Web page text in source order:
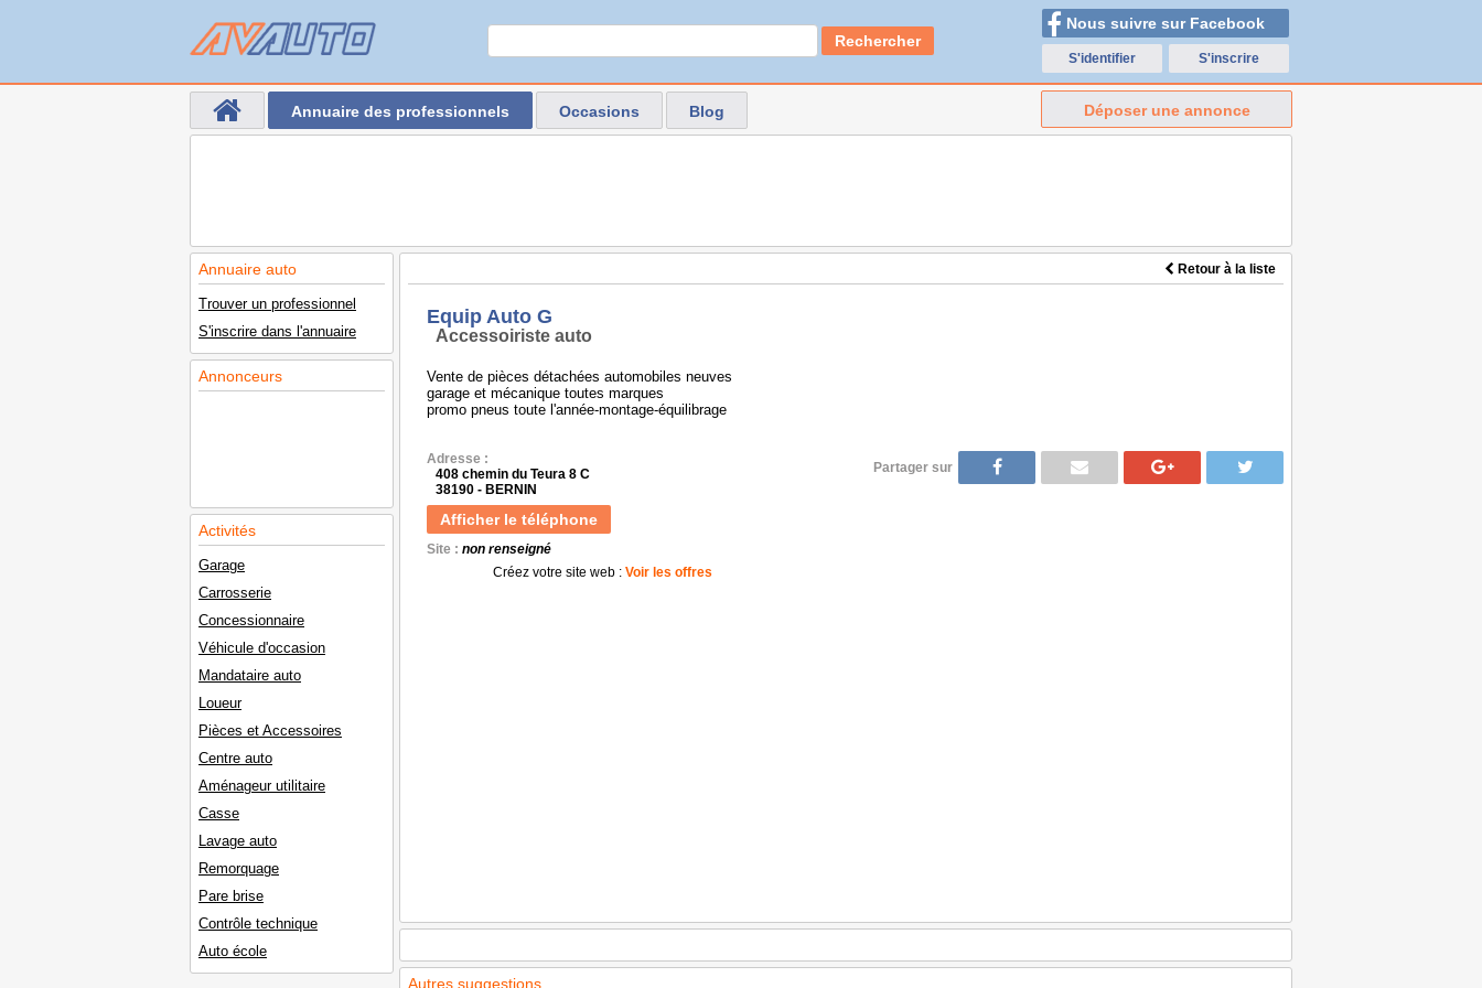
Rechercher
Nous suivre sur Facebook
S'identifier S'inscrire
Annuaire des professionnels Occasions Blog Déposer une annonce
Annuaire auto
Trouver un professionnel
S'inscrire dans l'annuaire
Annonceurs
Activités
Garage
Carrosserie
Concessionnaire
Véhicule d'occasion
Mandataire auto
Loueur
Pièces et Accessoires
Centre auto
Aménageur utilitaire
Casse
Lavage auto
Remorquage
Pare brise
Contrôle technique
Auto école
Retour à la liste
Equip Auto G
Accessoiriste auto
Vente de pièces détachées automobiles neuves
garage et mécanique toutes marques
promo pneus toute l'année-montage-équilibrage
Adresse :
408 chemin du Teura 8 C
38190 - BERNIN
Afficher le téléphone
Site : non renseigné
Créez votre site web : Voir les offres
Partager sur
Autres suggestions